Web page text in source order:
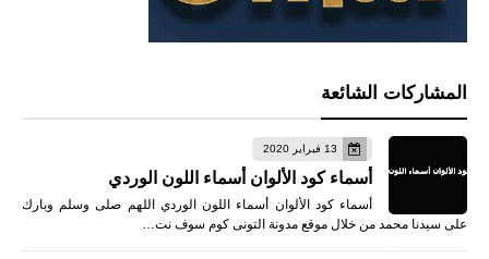
المشاركات الشائعة
13 فبراير 2020
أسماء كود الألوان أسماء اللون الوردي
أسماء كود الألوان أسماء اللون الوردي اللهم صلى وسلم وبارك
على سيدنا محمد من خلال موقع مدونة التونى كوم سوف نت…